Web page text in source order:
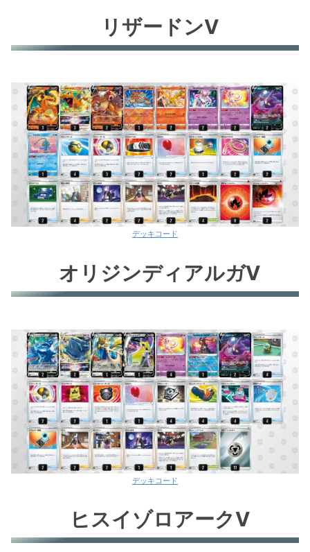
リザードンV
デッキコード
オリジンディアルガV
デッキコード
ヒスイゾロアークV